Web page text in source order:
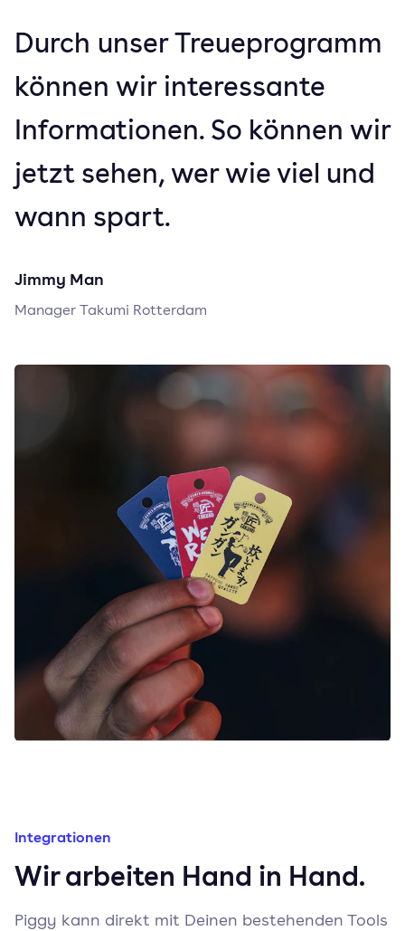
Durch unser Treueprogramm
können wir interessante
Informationen. So können wir
jetzt sehen, wer wie viel und
wann spart.
Jimmy Man
Manager Takumi Rotterdam
Integrationen
Wir arbeiten Hand in Hand.
Piggy kann direkt mit Deinen bestehenden Tools